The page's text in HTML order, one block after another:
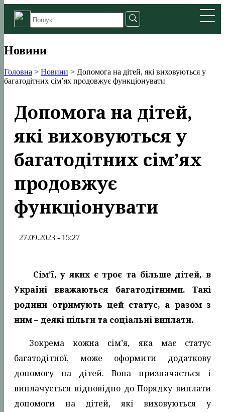
Новини
Головна > Новини > Допомога на дітей, які виховуються у
багатодітних сім’ях продовжує функціонувати
Допомога на дітей,
які виховуються у
багатодітних сім’ях
продовжує
функціонувати
27.09.2023 - 15:27
Сім’ї, у яких є троє та більше дітей, в
Україні вважаються багатодітними. Такі
родини отримують цей статус, а разом з
ним – деякі пільги та соціальні виплати.
Зокрема кожна сім’я, яка має статус
багатодітної, може оформити додаткову
допомогу на дітей. Вона призначається і
виплачується відповідно до Порядку виплати
допомоги на дітей, які виховуються у